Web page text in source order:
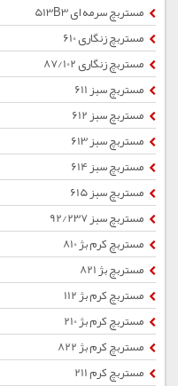
مستربچ سرمه ای 513B3
مستربچ زنگاری 610
مستربچ زنگاری 87/102
مستربچ سبز 611
مستربچ سبز 612
مستربچ سبز 613
مستربچ سبز 614
مستربچ سبز 615
مستربچ سبز 92/237
مستربچ کرم بژ 810
مستربچ بژ 821
مستربچ کرم بژ 112
مستربچ کرم بژ 210
مستربچ کرم بژ 822
مستربچ کرم 211